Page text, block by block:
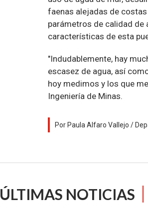
faenas alejadas de
parámetros de calidad de
características de esta
"Indudablemente, hay
escasez de agua, así
hoy medimos y los que
Ingeniería de Minas.
Por Paula Alfaro Vallejo /
ÚLTIMAS NOTICIAS